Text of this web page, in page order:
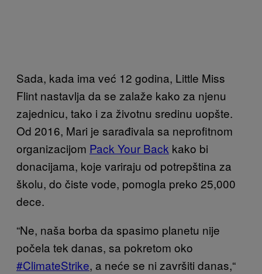
Sada, kada ima već 12 godina, Little Miss
Flint nastavlja da se zalaže kako za njenu
zajednicu, tako i za životnu sredinu uopšte.
Od 2016, Mari je sarađivala sa neprofitnom
organizacijom Pack Your Back kako bi
donacijama, koje variraju od potrepština za
školu, do čiste vode, pomogla preko 25,000
dece.
“Ne, naša borba da spasimo planetu nije
počela tek danas, sa pokretom oko
#ClimateStrike, a neće se ni završiti danas,“